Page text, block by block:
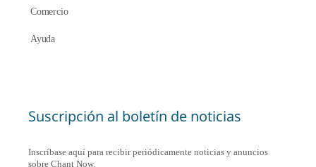
Comercio
Ayuda
Suscripción al boletín de noticias
Inscríbase aquí para recibir periódicamente noticias y anuncios
sobre Chant Now.